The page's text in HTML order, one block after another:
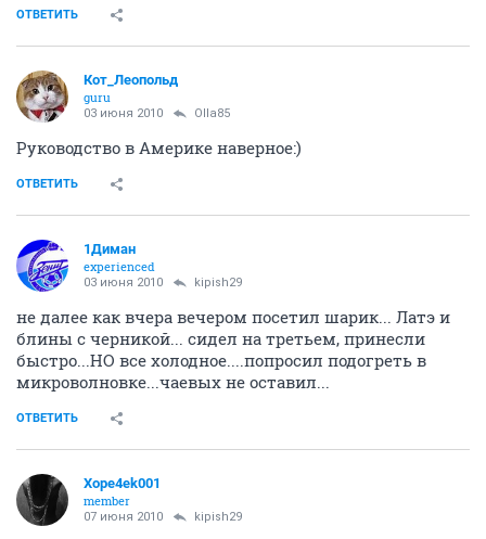
ОТВЕТИТЬ
Кот_Леопольд
guru
03 июня 2010 Olla85
Руководство в Америке наверное:)
ОТВЕТИТЬ
1Диман
experienced
03 июня 2010 kipish29
не далее как вчера вечером посетил шарик... Латэ и
блины с черникой... сидел на третьем, принесли
быстро...НО все холодное....попросил подогреть в
микроволновке...чаевых не оставил...
ОТВЕТИТЬ
Xope4ek001
member
07 июня 2010 kipish29